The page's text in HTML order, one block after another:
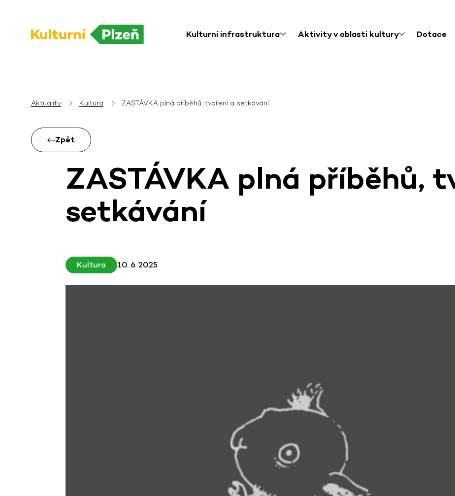
Kulturní infrastruktura Aktivity v oblasti kultury Dotace
Aktuality Kultura ZASTÁVKA plná příběhů, tvoření a setkávání
Zpět
ZASTÁVKA plná příběhů,
setkávání
Kultura 10. 6. 2025